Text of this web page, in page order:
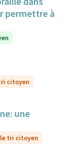
permettre à
citoyen
une
tri citoyen